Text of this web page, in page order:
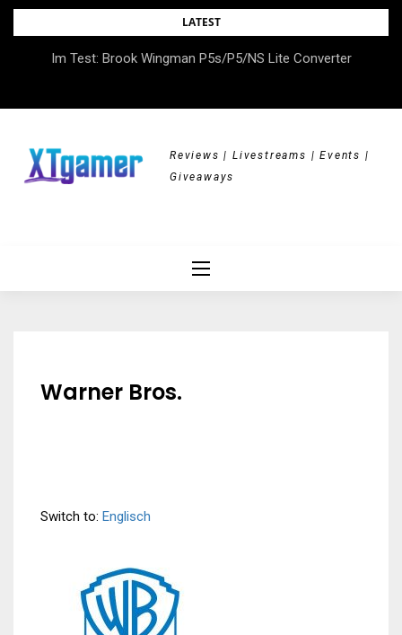
Skip
LATEST
Im Test: Brook Wingman P5s/P5/NS Lite Converter
DOK.fest München 2026 – Empowered, HerStory, Beyond
Reviews | Livestreams | Events |
Giveaways
Warner Bros.
Switch to: Englisch